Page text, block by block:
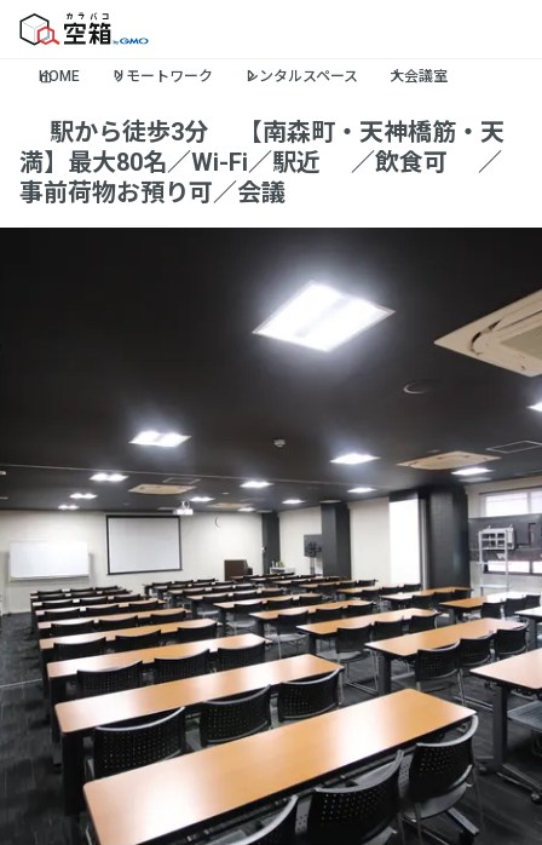
HOME リモートワーク レンタルスペース 大会議室
✨駅から徒歩3分✨【南森町・天神橋筋・天
満】最大80名／Wi-Fi／駅近🚃／飲食可🍵／
事前荷物お預り可／会議